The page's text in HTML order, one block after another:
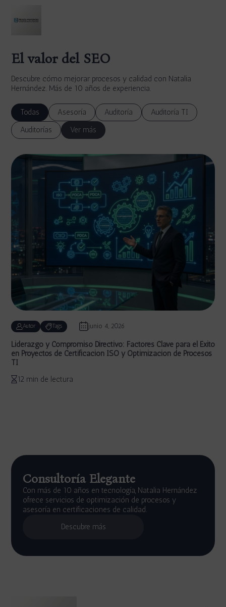
El valor del SEO
Descubre cómo mejorar procesos y calidad con Natalia
Hernández. Más de 10 años de experiencia.
Todas Asesoría Auditoría
Auditoría TI
Auditorías
Ver más
Autor Tags junio 4, 2026
Liderazgo y Compromiso Directivo: Factores Clave para el Éxito
en Proyectos de Certificación ISO y Optimización de Procesos
TI
12 min de lectura
Consultoría Elegante
Con más de 10 años en tecnología, Natalia Hernández
ofrece servicios de optimización de procesos y
asesoría en certificaciones de calidad.
Descubre más